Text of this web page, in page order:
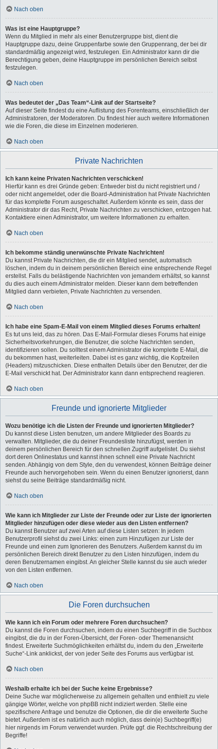
Nach oben
Was ist eine Hauptgruppe?
Wenn du Mitglied in mehr als einer Benutzergruppe bist, dient die
Hauptgruppe dazu, deine Gruppenfarbe sowie den Gruppenrang, der bei dir
standardmäßig angezeigt wird, festzulegen. Ein Administrator kann dir die
Berechtigung geben, deine Hauptgruppe im persönlichen Bereich selbst
festzulegen.
Nach oben
Was bedeutet der „Das Team“-Link auf der Startseite?
Auf dieser Seite findest du eine Auflistung des Forenteams, einschließlich der
Administratoren, der Moderatoren. Du findest hier auch weitere Informationen
wie die Foren, die diese im Einzelnen moderieren.
Nach oben
Private Nachrichten
Ich kann keine Privaten Nachrichten verschicken!
Hierfür kann es drei Gründe geben: Entweder bist du nicht registriert und /
oder nicht angemeldet, oder die Board-Administration hat Private Nachrichten
für das komplette Forum ausgeschaltet. Außerdem könnte es sein, dass der
Administrator dir das Recht, Private Nachrichten zu verschicken, entzogen hat.
Kontaktiere einen Administrator, um weitere Informationen zu erhalten.
Nach oben
Ich bekomme ständig unerwünschte Private Nachrichten!
Du kannst Private Nachrichten, die dir ein Mitglied sendet, automatisch
löschen, indem du in deinem persönlichen Bereich eine entsprechende Regel
erstellst. Falls du belästigende Nachrichten von jemandem erhältst, so kannst
du dies auch einem Administrator melden. Dieser kann dem betreffenden
Mitglied dann verbieten, Private Nachrichten zu versenden.
Nach oben
Ich habe eine Spam-E-Mail von einem Mitglied dieses Forums erhalten!
Es tut uns leid, das zu hören. Das E-Mail-Formular dieses Forums hat einige
Sicherheitsvorkehrungen, die Benutzer, die solche Nachrichten senden,
identifizieren sollen. Du solltest einem Administrator die komplette E-Mail, die
du bekommen hast, weiterleiten. Dabei ist es ganz wichtig, die Kopfzeilen
(Headers) mitzuschicken. Diese enthalten Details über den Benutzer, der die
E-Mail verschickt hat. Der Administrator kann dann entsprechend reagieren.
Nach oben
Freunde und ignorierte Mitglieder
Wozu benötige ich die Listen der Freunde und ignorierten Mitglieder?
Du kannst diese Listen benutzen, um andere Mitglieder des Boards zu
verwalten. Mitglieder, die du deiner Freundesliste hinzufügst, werden in
deinem persönlichen Bereich für den schnellen Zugriff aufgelistet. Du siehst
dort deren Onlinestatus und kannst ihnen schnell eine Private Nachricht
senden. Abhängig von dem Style, den du verwendest, können Beiträge deiner
Freunde auch hervorgehoben sein. Wenn du einen Benutzer ignorierst, dann
siehst du seine Beiträge standardmäßig nicht.
Nach oben
Wie kann ich Mitglieder zur Liste der Freunde oder zur Liste der ignorierten
Mitglieder hinzufügen oder diese wieder aus den Listen entfernen?
Du kannst Benutzer auf zwei Arten auf diese Listen setzen: In jedem
Benutzerprofil siehst du zwei Links: einen zum Hinzufügen zur Liste der
Freunde und einen zum Ignorieren des Benutzers. Außerdem kannst du im
persönlichen Bereich direkt Benutzer zu den Listen hinzufügen, indem du
deren Benutzernamen eingibst. An gleicher Stelle kannst du sie auch wieder
von den Listen entfernen.
Nach oben
Die Foren durchsuchen
Wie kann ich ein Forum oder mehrere Foren durchsuchen?
Du kannst die Foren durchsuchen, indem du einen Suchbegriff in die Suchbox
eingibst, die du in der Foren-Übersicht, der Foren- oder Themenansicht
findest. Erweiterte Suchmöglichkeiten erhältst du, indem du den „Erweiterte
Suche“-Link anklickst, der von jeder Seite des Forums aus verfügbar ist.
Nach oben
Weshalb erhalte ich bei der Suche keine Ergebnisse?
Deine Suche war möglicherweise zu allgemein gehalten und enthielt zu viele
gängige Wörter, welche von phpBB nicht indiziert werden. Stelle eine
spezifischere Anfrage und benutze die Optionen, die dir die erweiterte Suche
bietet. Außerdem ist es natürlich auch möglich, dass dein(e) Suchbegriff(e)
hier nirgends im Forum verwendet wurden. Prüfe ggf. die Rechtschreibung der
Begriffe!